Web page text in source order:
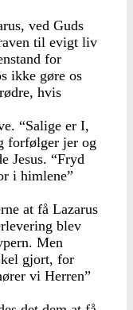
ved Guds
til evigt liv
for
ikke gøre os
hvis
“Salige er I,
forfølger jer og
Jesus. “Fryd
i himlene”
at få Lazarus
blev
Men
gjort, for
vi Herren”